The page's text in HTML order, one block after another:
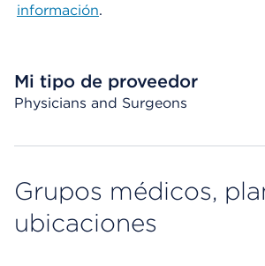
información.
Mi tipo de proveedor
Physicians and Surgeons
Grupos médicos,
ubicaciones